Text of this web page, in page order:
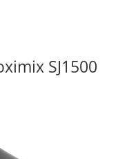
SJ1500